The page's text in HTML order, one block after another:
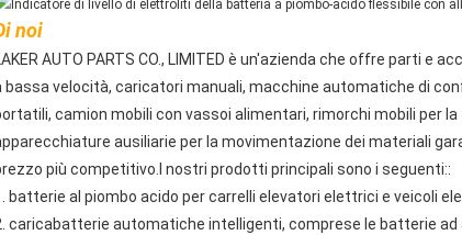
noi
AUTO PARTS CO., LIMITED è un'azienda che offre parti e
bassa velocità, caricatori manuali, macchine automatiche di
camion mobili con vassoi alimentari, rimorchi mobili per
ausiliarie per la movimentazione dei materiali
più competitivo.I nostri prodotti principali sono i seguenti::
batterie al piombo acido per carrelli elevatori elettrici e veicoli
caricabatterie automatiche intelligenti, comprese le batterie